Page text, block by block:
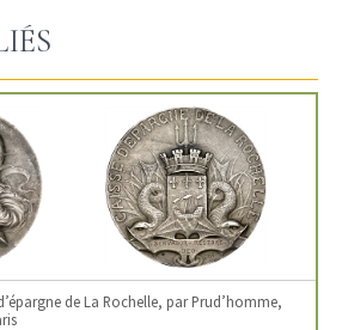
de La Rochelle, par Prud’homme,